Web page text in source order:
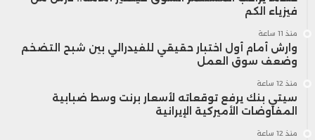
فيزياء الكم
منذ 11 ساعة
وارش أمام أول اختبار حقيقي للفيدرالي بين شبح التضخم
وضعف سوق العمل
منذ 12 ساعة
سيتي بنك يرفع توقعاته لأسعار برنت وسط ضبابية
المفاوضات الأميركية الإيرانية
منذ 12 ساعة